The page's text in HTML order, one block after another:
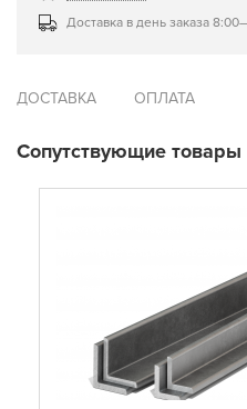
Доставка в день заказа
ДОСТАВКА ОПЛАТА
Сопутствующие товары